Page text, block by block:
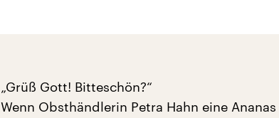
„Grüß Gott! Bitteschön?“
Wenn Obsthändlerin Petra Hahn eine